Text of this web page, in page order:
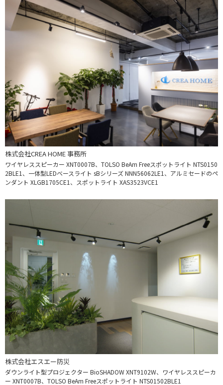
株式会社CREA HOME 事務所
ワイヤレススピーカー XNT0007B、TOLSO BeAm Freeスポットライト NTS0150
2BLE1、一体型LEDベースライト sBシリーズ NNN56062LE1、アルミセードのペ
ンダント XLGB1705CE1、スポットライト XAS3523VCE1
株式会社エスエー防災
ダウンライト型プロジェクター BioSHADOW XNT9102W、ワイヤレススピーカ
ー XNT0007B、TOLSO BeAm Freeスポットライト NTS01502BLE1